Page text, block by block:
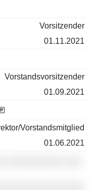
Vorsitzender
01.11.2021
Vorstandsvorsitzender
01.09.2021
Vorstandsmitglied
01.06.2021